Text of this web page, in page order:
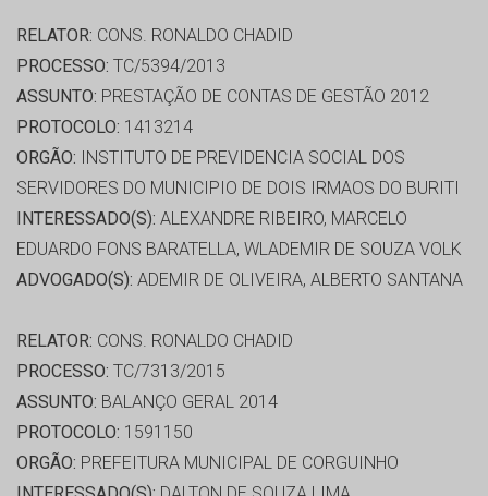
RELATOR: CONS. RONALDO CHADID
PROCESSO: TC/5394/2013
ASSUNTO: PRESTAÇÃO DE CONTAS DE GESTÃO 2012
PROTOCOLO: 1413214
ORGÃO: INSTITUTO DE PREVIDENCIA SOCIAL DOS
SERVIDORES DO MUNICIPIO DE DOIS IRMAOS DO BURITI
INTERESSADO(S): ALEXANDRE RIBEIRO, MARCELO
EDUARDO FONS BARATELLA, WLADEMIR DE SOUZA VOLK
ADVOGADO(S): ADEMIR DE OLIVEIRA, ALBERTO SANTANA
RELATOR: CONS. RONALDO CHADID
PROCESSO: TC/7313/2015
ASSUNTO: BALANÇO GERAL 2014
PROTOCOLO: 1591150
ORGÃO: PREFEITURA MUNICIPAL DE CORGUINHO